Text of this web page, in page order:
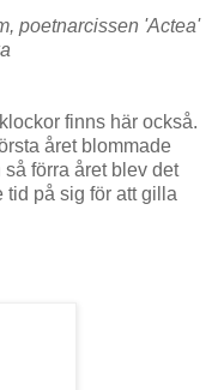
poetnarcissen 'Actea'
finns här också.
året blommade
förra året blev det
tid på sig för att gilla